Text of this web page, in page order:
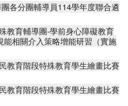
各分團輔導員114學年度聯合遴
教育輔導團-學前身心障礙教育
能相關介入策略增能研習（實施
教育階段特殊教育學生繪畫比賽
教育階段特殊教育學生繪畫比賽